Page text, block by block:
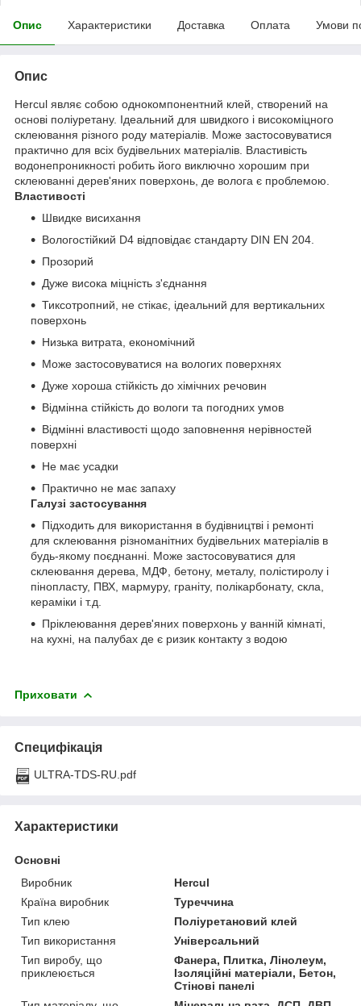
Опис Характеристики Доставка Оплата Умови
Опис
Hercul являє собою однокомпонентний клей, створений на
основі поліуретану. Ідеальний для швидкого і високоміцного
склеювання різного роду матеріалів. Може застосовуватися
практично для всіх будівельних матеріалів. Властивість
водонепроникності робить його виключно хорошим при
склеюванні дерев'яних поверхонь, де волога є проблемою.
Властивості
Швидке висихання
Вологостійкий D4 відповідає стандарту DIN EN 204.
Прозорий
Дуже висока міцність з'єднання
Тиксотропний, не стікає, ідеальний для вертикальних
поверхонь
Низька витрата, економічний
Може застосовуватися на вологих поверхнях
Дуже хороша стійкість до хімічних речовин
Відмінна стійкість до вологи та погодних умов
Відмінні властивості щодо заповнення нерівностей
поверхні
Не має усадки
Практично не має запаху
Галузі застосування
Підходить для використання в будівництві і ремонті
для склеювання різноманітних будівельних матеріалів в
будь-якому поєднанні. Може застосовуватися для
склеювання дерева, MДФ, бетону, металу, полістиролу і
пінопласту, ПВХ, мармуру, граніту, полікарбонату, скла,
кераміки і т.д.
Пріклеювання дерев'яних поверхонь у ванній кімнаті,
на кухні, на палубах де є ризик контакту з водою
Приховати
Специфікація
ULTRA-TDS-RU.pdf
Характеристики
Основні
Виробник
Hercul
Країна виробник
Туреччина
Тип клею
Поліуретановий клей
Тип використання
Універсальний
Тип виробу, що
приклеюється
Фанера, Плитка, Лінолеум,
Ізоляційні матеріали, Бетон,
Стінові панелі